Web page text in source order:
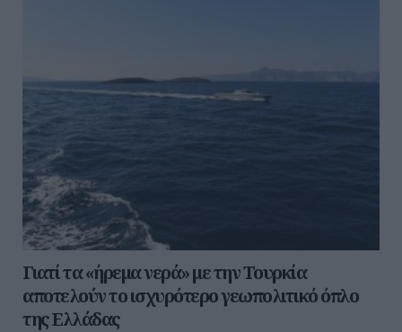
Γιατί τα «ήρεμα νερά» με την Τουρκία
αποτελούν το ισχυρότερο γεωπολιτικό όπλο
της Ελλάδας